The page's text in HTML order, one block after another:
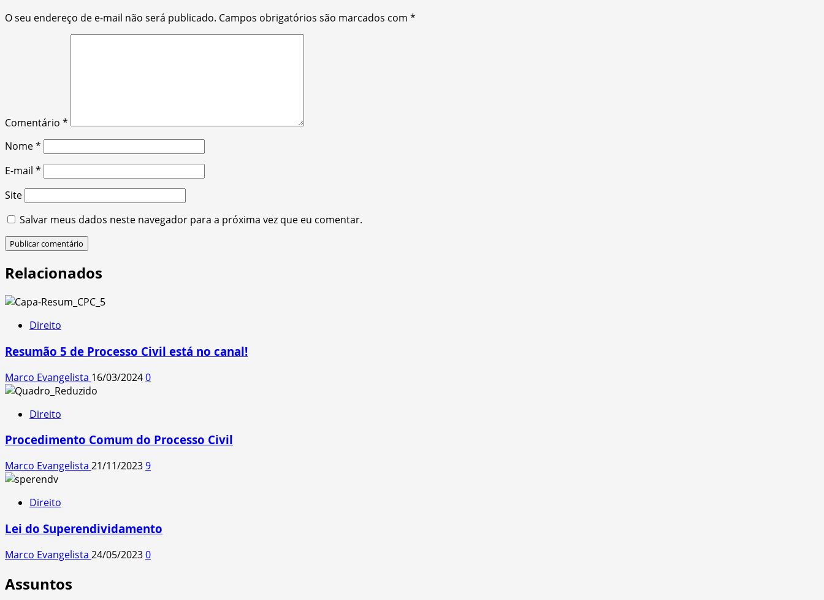
O seu endereço de e-mail não será publicado. Campos obrigatórios são marcados com *
Comentário *
Nome*
E-mail *
Site
Salvar meus dados neste navegador para a próxima vez que eu comentar.
Relacionados
Direito
Resumão 5 de Processo Civil está no canal!
Marco Evangelista 16/03/20240
Direito
Procedimento Comum do Processo Civil
Marco Evangelista 21/11/20239
Direito
Lei do Superendividamento
Marco Evangelista 24/05/20230
Assuntos